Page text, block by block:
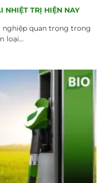
NHIỆT TRỊ HIỆN NAY
quan trọng trong
loại...